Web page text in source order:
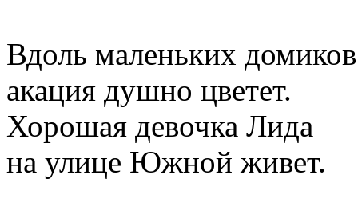
Вдоль маленьких
акация душно цветет.
Хорошая девочка Лида
на улице Южной живет.